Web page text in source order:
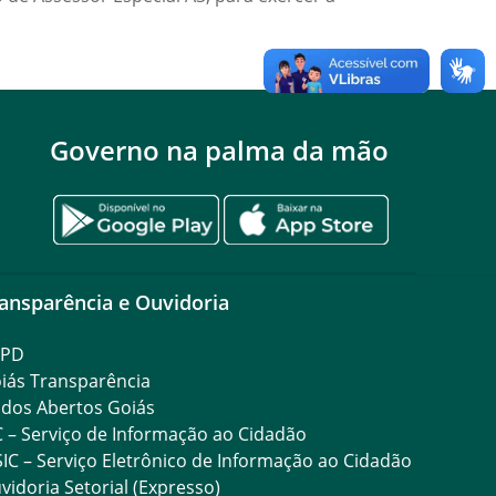
Governo na palma da mão
e Ouvidoria
Transparência
Abertos Goiás
– Serviço de Informação ao Cidadão
– Serviço Eletrônico de Informação ao Cidadão
Setorial (Expresso)